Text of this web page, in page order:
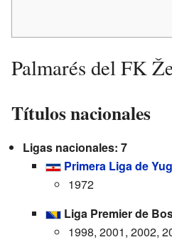
Palmarés del FK
Títulos nacionales
Ligas nacionales: 7
Primera Liga de
1972
Liga Premier de
1998, 2001, 2002,